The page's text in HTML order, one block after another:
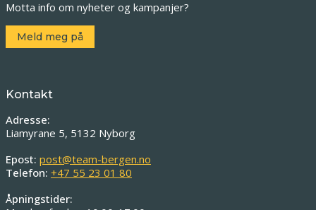
Motta info om nyheter og kampanjer?
Meld meg på
Kontakt
Adresse:
Liamyrane 5, 5132 Nyborg
Epost: post@team-bergen.no
Telefon: +47 55 23 01 80
Åpningstider: